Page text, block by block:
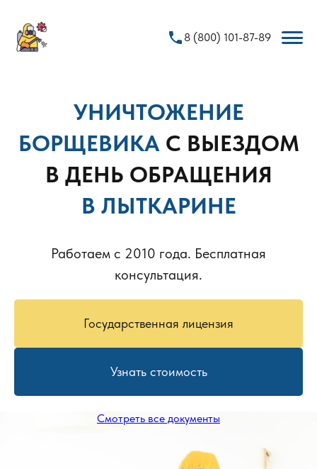
phone 8 (800) 101-87-89
УНИЧТОЖЕНИЕ
БОРЩЕВИКА С ВЫЕЗДОМ
В ДЕНЬ ОБРАЩЕНИЯ
В ЛЫТКАРИНЕ
Работаем с 2010 года. Бесплатная
консультация.
Государственная лицензия
Узнать стоимость
Смотреть все документы